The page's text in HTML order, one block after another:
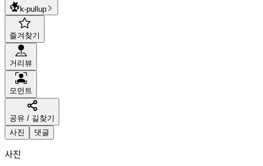
k-pullup
즐겨찾기
거리뷰
모먼트
공유 / 길찾기
사진
댓글
사진